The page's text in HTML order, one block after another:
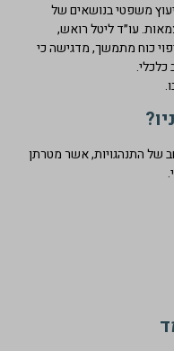
משפטי בנושאים של
עו״ד ליטל רואש,
כוח מתמשך, מדגישה כי
של התנהגויות, אשר מטרתן